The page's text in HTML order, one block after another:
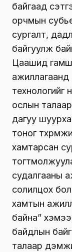
байгаад
орчмын
сургалт,
байгуулж
Цаашид
технологийг
ослын
дагуу
тоног
хамтарсан
судалгааны
солилцох
хамтын
байна”
байдлын
талаар